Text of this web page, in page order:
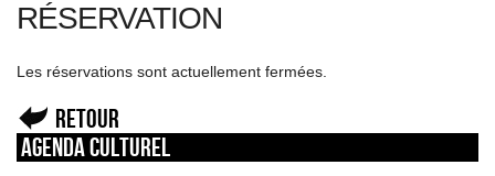
RÉSERVATION
Les réservations sont actuellement fermées.
Retour
Agenda culturel